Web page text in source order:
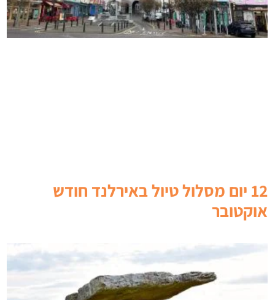
12 יום מסלול טיול באירלנד חודש
אוקטובר